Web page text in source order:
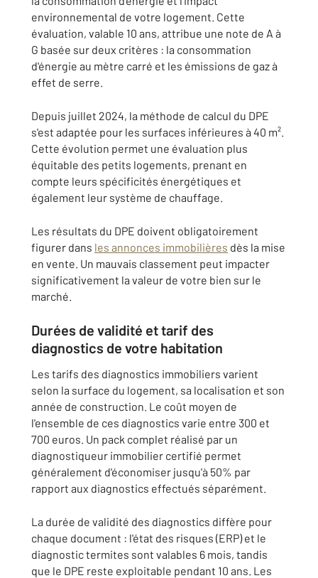
environnemental de votre logement. Cette
évaluation, valable 10 ans, attribue une note de A à
G basée sur deux critères : la consommation
d'énergie au mètre carré et les émissions de gaz à
effet de serre.
Depuis juillet 2024, la méthode de calcul du DPE
s'est adaptée pour les surfaces inférieures à 40 m².
Cette évolution permet une évaluation plus
équitable des petits logements, prenant en
compte leurs spécificités énergétiques et
également leur système de chauffage.
Les résultats du DPE doivent obligatoirement
figurer dans les annonces immobilières dès la mise
en vente. Un mauvais classement peut impacter
significativement la valeur de votre bien sur le
marché.
Durées de validité et tarif des
diagnostics de votre habitation
Les tarifs des diagnostics immobiliers varient
selon la surface du logement, sa localisation et son
année de construction. Le coût moyen de
l'ensemble de ces diagnostics varie entre 300 et
700 euros. Un pack complet réalisé par un
diagnostiqueur immobilier certifié permet
généralement d'économiser jusqu'à 50% par
rapport aux diagnostics effectués séparément.
La durée de validité des diagnostics diffère pour
chaque document : l'état des risques (ERP) et le
diagnostic termites sont valables 6 mois, tandis
que le DPE reste exploitable pendant 10 ans. Les